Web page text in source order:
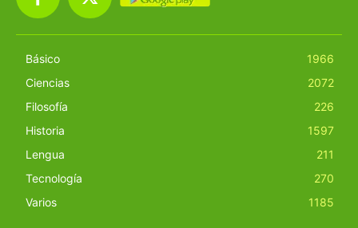
Básico
1966
Ciencias
2072
Filosofía
226
Historia
1597
Lengua
211
Tecnología
270
Varios
1185